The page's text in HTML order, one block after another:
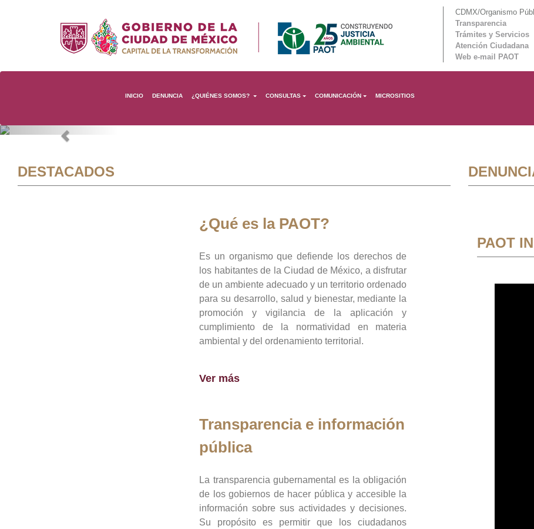
CDMX/Organismo
Transparencia
Trámites y Servicios
Atención Ciudadana
Web e-mail PAOT
INICIO DENUNCIA ¿QUIÉNES SOMOS? CONSULTAS COMUNICACIÓN MICROSITIOS
Previous
DESTACADOS
¿Qué es la PAOT?
Es un organismo que defiende los derechos de
los habitantes de la Ciudad de México, a disfrutar
de un ambiente adecuado y un territorio ordenado
para su desarrollo, salud y bienestar, mediante la
promoción y vigilancia de la aplicación y
cumplimiento de la normatividad en materia
ambiental y del ordenamiento territorial.
Ver más
Transparencia e información
pública
La transparencia gubernamental es la obligación
de los gobiernos de hacer pública y accesible la
información sobre sus actividades y decisiones.
Su propósito es permitir que los ciudadanos
PAOT